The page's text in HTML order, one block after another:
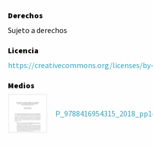
Derechos
Sujeto a derechos
Licencia
https://creativecommons.org/licenses/
Medios